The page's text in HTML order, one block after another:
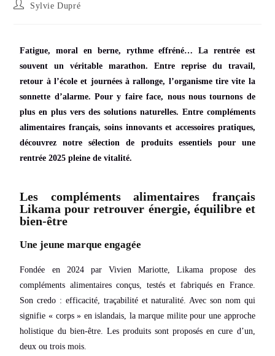
Sylvie Dupré
Fatigue, moral en berne, rythme effréné… La rentrée est
souvent un véritable marathon. Entre reprise du travail,
retour à l’école et journées à rallonge, l’organisme tire vite la
sonnette d’alarme. Pour y faire face, nous nous tournons de
plus en plus vers des solutions naturelles. Entre compléments
alimentaires français, soins innovants et accessoires pratiques,
découvrez notre sélection de produits essentiels pour une
rentrée 2025 pleine de vitalité.
Les compléments alimentaires français
Likama pour retrouver énergie, équilibre et
bien-être
Une jeune marque engagée
Fondée en 2024 par Vivien Mariotte, Likama propose des
compléments alimentaires conçus, testés et fabriqués en France.
Son credo : efficacité, traçabilité et naturalité. Avec son nom qui
signifie « corps » en islandais, la marque milite pour une approche
holistique du bien-être. Les produits sont proposés en cure d’un,
deux ou trois mois.